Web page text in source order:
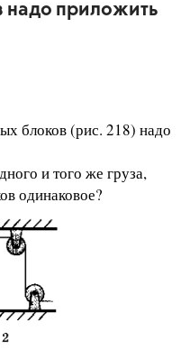
надо приложить
блоков (рис. 218) надо
и того же груза,
одинаковое?